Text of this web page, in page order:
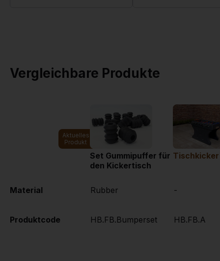
Vergleichbare Produkte
Aktuelles
Produkt
Set Gummipuffer für
den Kickertisch
Material
Produktcode
Rubber
HB.FB.Bumperset
-
HB.FB.A